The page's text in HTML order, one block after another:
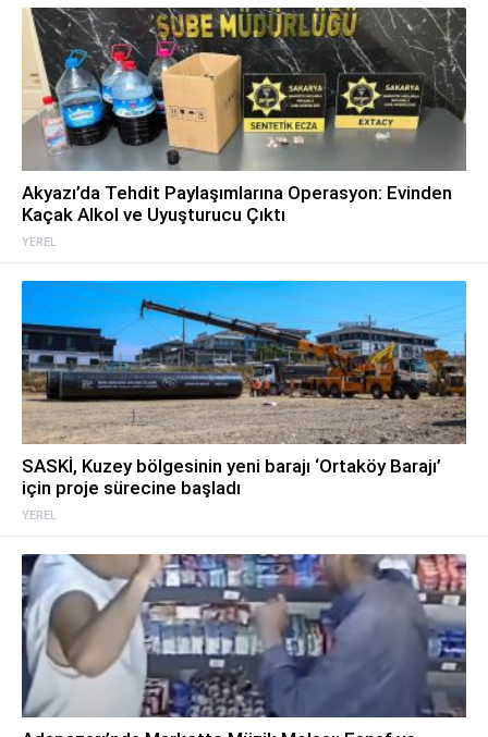
YEREL
Akyazı’da Tehdit Paylaşımlarına Operasyon: Evinden
Kaçak Alkol ve Uyuşturucu Çıktı
YEREL
SASKİ, Kuzey bölgesinin yeni barajı ‘Ortaköy Barajı’
için proje sürecine başladı